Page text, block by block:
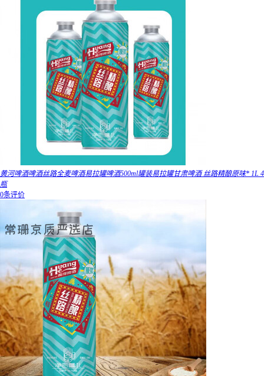
黄河啤酒啤酒丝路全麦啤酒易拉罐啤酒500ml罐装易拉罐甘肃啤酒 丝路精酿原味* 1L 4
瓶
0条评价